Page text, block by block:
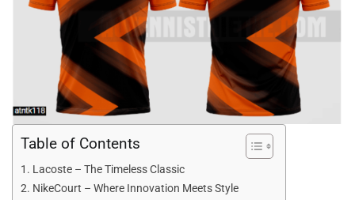
Table of Contents
Lacoste – The Timeless Classic
NikeCourt – Where Innovation Meets Style